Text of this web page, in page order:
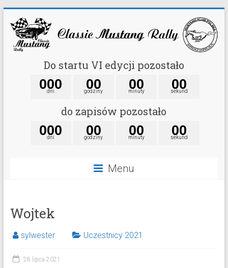
Do startu VI edycji pozostało
dni
000 godziny
00 minuty
00 sekund
00
do zapisów pozostało
dni
000 godziny
00 minuty
00 sekund
00
Menu
Wojtek
sylwester Uczestnicy 2021
28 lipca 2021